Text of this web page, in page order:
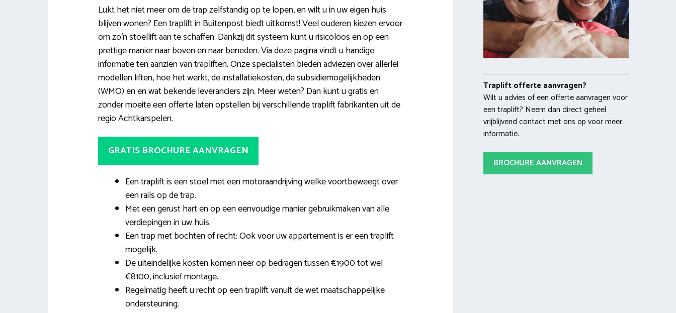
Lukt het niet meer om de trap zelfstandig op te lopen, en wilt u in uw eigen huis
blijven wonen? Een traplift in Buitenpost biedt uitkomst! Veel ouderen kiezen ervoor
om zo’n stoellift aan te schaffen. Dankzij dit systeem kunt u risicoloos en op een
prettige manier naar boven en naar beneden. Via deze pagina vindt u handige
informatie ten aanzien van trapliften. Onze specialisten bieden adviezen over allerlei
modellen liften, hoe het werkt, de installatiekosten, de subsidiemogelijkheden
(WMO) en en wat bekende leveranciers zijn. Meer weten? Dan kunt u gratis en
zonder moeite een offerte laten opstellen bij verschillende traplift fabrikanten uit de
regio Achtkarspelen.
GRATIS BROCHURE AANVRAGEN
Een traplift is een stoel met een motoraandrijving welke voortbeweegt over
een rails op de trap.
Met een gerust hart en op een eenvoudige manier gebruikmaken van alle
verdiepingen in uw huis.
Een trap met bochten of recht: Ook voor uw appartement is er een traplift
mogelijk.
De uiteindelijke kosten komen neer op bedragen tussen €1900 tot wel
€8100, inclusief montage.
Regelmatig heeft u recht op een traplift vanuit de wet maatschappelijke
ondersteuning.
Traplift offerte aanvragen?
Wilt u advies of een offerte aanvragen voor
een traplift? Neem dan direct geheel
vrijblijvend contact met ons op voor meer
informatie.
BROCHURE AANVRAGEN